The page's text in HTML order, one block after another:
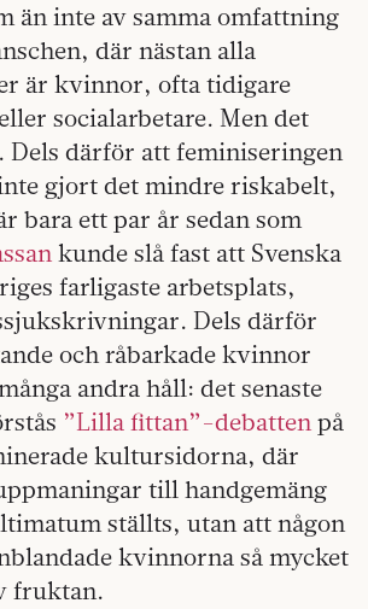
än inte av samma omfattning
där nästan alla
är kvinnor, ofta tidigare
socialarbetare. Men det
Dels därför att feminiseringen
gjort det mindre riskabelt,
bara ett par år sedan som
kunde slå fast att Svenska
farligaste arbetsplats,
Dels därför
och råbarkade kvinnor
andra håll: det senaste
”Lilla fittan”-debattenpå
kultursidorna, där
till handgemäng
ställts, utan att någon
kvinnorna så mycket
fruktan.